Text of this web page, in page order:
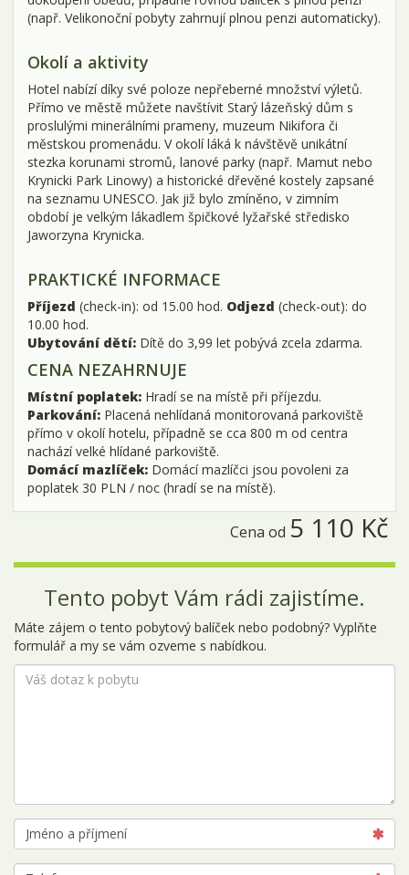
(např. Velikonoční pobyty zahrnují plnou penzi automaticky).
Okolí a aktivity
Hotel nabízí díky své poloze nepřeberné množství výletů.
Přímo ve městě můžete navštívit Starý lázeňský dům s
proslulými minerálními prameny, muzeum Nikifora či
městskou promenádu. V okolí láká k návštěvě unikátní
stezka korunami stromů, lanové parky (např. Mamut nebo
Krynicki Park Linowy) a historické dřevěné kostely zapsané
na seznamu UNESCO. Jak již bylo zmíněno, v zimním
období je velkým lákadlem špičkové lyžařské středisko
Jaworzyna Krynicka.
PRAKTICKÉ INFORMACE
Příjezd (check-in): od 15.00 hod. Odjezd (check-out): do
10.00 hod.
Ubytování dětí: Dítě do 3,99 let pobývá zcela zdarma.
CENA NEZAHRNUJE
Místní poplatek: Hradí se na místě při příjezdu.
Parkování: Placená nehlídaná monitorovaná parkoviště
přímo v okolí hotelu, případně se cca 800 m od centra
nachází velké hlídané parkoviště.
Domácí mazlíček: Domácí mazlíčci jsou povoleni za
poplatek 30 PLN / noc (hradí se na místě).
Cena od 5 110 Kč
Tento pobyt Vám rádi zajistíme.
Máte zájem o tento pobytový balíček nebo podobný? Vyplňte
formulář a my se vám ozveme s nabídkou.